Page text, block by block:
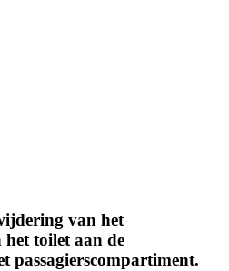
van het
toilet aan de
passagierscompartiment.